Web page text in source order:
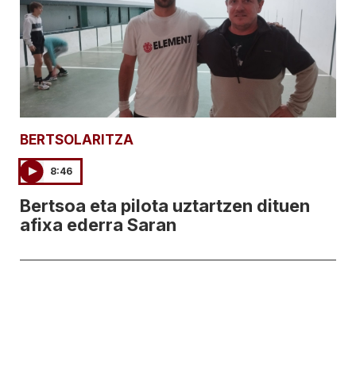
BERTSOLARITZA
8:46
Bertsoa eta pilota uztartzen dituen
afixa ederra Saran